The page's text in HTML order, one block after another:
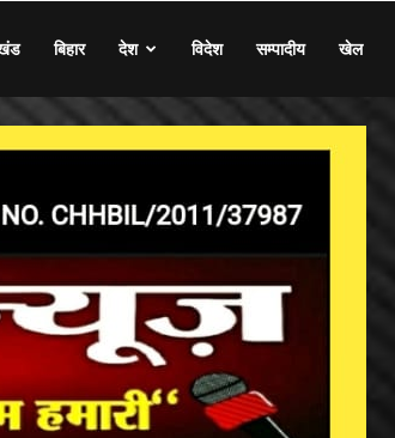
बिहार देश विदेश सम्पादीय खेल